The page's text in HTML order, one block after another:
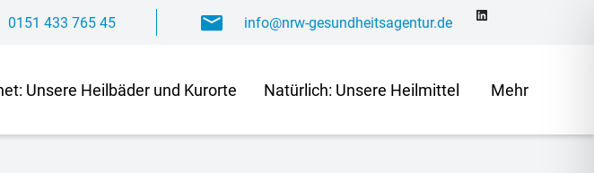
0151 433 765 45
info@nrw-gesundheitsagentur.de
Un­se­re Heil­bä­der und Kurorte Na­tür­lich: Un­se­re Heilmittel Mehr